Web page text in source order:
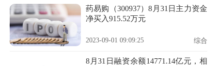
药易购（300937）8月31日主力资金
净买入915.52万元
2023-09-01 09:09:25 综合
8月31日融资余额14771.14亿元，相